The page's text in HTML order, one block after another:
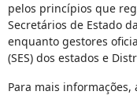
pelos princípios que
Secretários de Estado
enquanto gestores
(SES) dos estados e
Para mais informações,